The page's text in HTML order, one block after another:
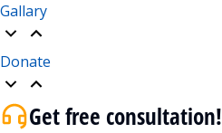
Gallary
Donate
Get free consultation!